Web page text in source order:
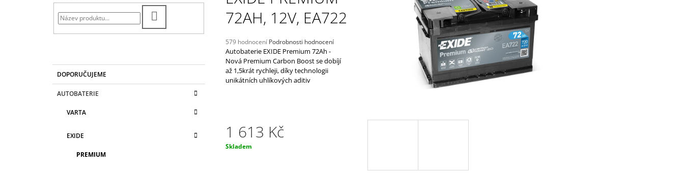
kategorie
K
T
DOPORUČUJEME
AUTOBATERIE
VARTA
EXIDE
PREMIUM
72AH, 12V, EA722
Průměrné
hodnocení
produktu
je
3,0
579 hodnocení Podrobnosti hodnocení
Autobaterie EXIDE Premium 72Ah -
Nová Premium Carbon Boost se dobíjí
až 1,5krát rychleji, díky technologii
unikátních uhlíkových aditiv
1 613 Kč
Měrná
Skladem
3 190 Kč
220 Kč
2 298 Kč